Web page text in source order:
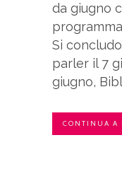
da giugno
Si
parler il 7
giugno,
CONTINUA A